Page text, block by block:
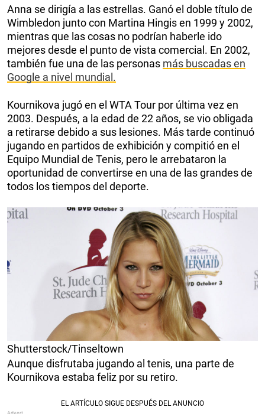
Anna se dirigía a las estrellas. Ganó el doble título de
Wimbledon junto con Martina Hingis en 1999 y 2002,
mientras que las cosas no podrían haberle ido
mejores desde el punto de vista comercial. En 2002,
también fue una de las personas más buscadas en
Google a nivel mundial.
Kournikova jugó en el WTA Tour por última vez en
2003. Después, a la edad de 22 años, se vio obligada
a retirarse debido a sus lesiones. Más tarde continuó
jugando en partidos de exhibición y compitió en el
Equipo Mundial de Tenis, pero le arrebataron la
oportunidad de convertirse en una de las grandes de
todos los tiempos del deporte.
Shutterstock/Tinseltown
Aunque disfrutaba jugando al tenis, una parte de
Kournikova estaba feliz por su retiro.